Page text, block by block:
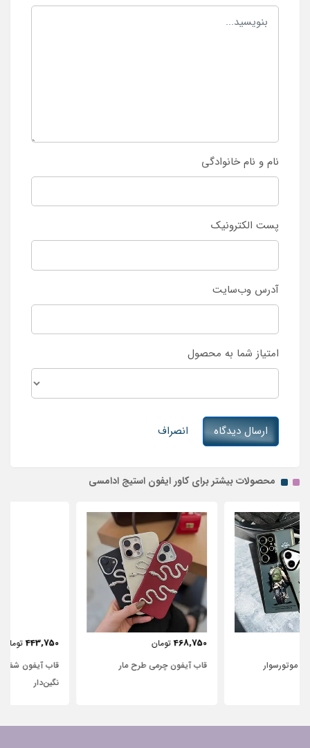
نام و نام خانوادگی
پست الکترونیک
آدرس وب‌سایت
امتیاز شما به محصول
ارسال دیدگاه انصراف
محصولات بیشتر برای کاور ایفون استیج ادامسی
قاب آیفون چرمی طرح مار
قاب آیفون شفاف با پاپیون سفید و